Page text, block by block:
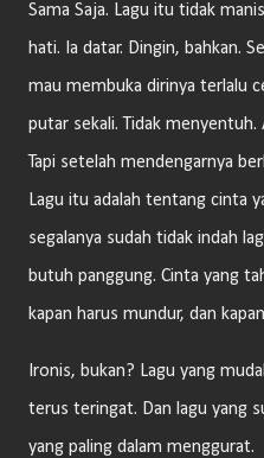
Sama Saja. Lagu itu tidak
hati. Ia datar. Dingin, bahkan.
mau membuka dirinya terlalu
putar sekali. Tidak
Tapi setelah mendengarnya
Lagu itu adalah tentang cinta
segalanya sudah tidak indah
butuh panggung. Cinta yang
kapan harus mundur, dan
Ironis, bukan? Lagu yang
terus teringat. Dan lagu yang
yang paling dalam menggurat.